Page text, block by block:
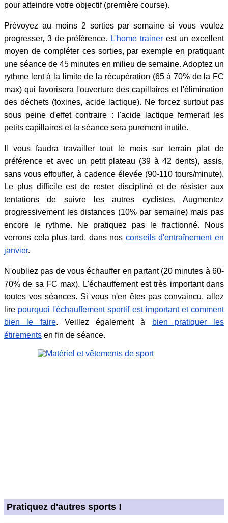
pour atteindre votre objectif (première course).
Prévoyez au moins 2 sorties par semaine si vous voulez
progresser, 3 de préférence. L'home trainerest un excellent
moyen de compléter ces sorties, par exemple en pratiquant
une séance de 45 minutes en milieu de semaine. Adoptez un
rythme lent à la limite de la récupération (65 à 70% de la FC
max) qui favorisera l'ouverture des capillaires et l'élimination
des déchets (toxines, acide lactique). Ne forcez surtout pas
sous peine d'effet contraire : l'acide lactique fermerait les
petits capillaires et la séance sera purement inutile.
Il vous faudra travailler tout le mois sur terrain plat de
préférence et avec un petit plateau (39 à 42 dents), assis,
sans vous effoufler, à cadence élevée (90-110 tours/minute).
Le plus difficile est de rester discipliné et de résister aux
tentations de suivre les autres cyclistes. Augmentez
progressivement les distances (10% par semaine) mais pas
encore le rythme. Ne pratiquez pas le fractionné. Nous
verrons cela plus tard, dans nos conseils d'entraînement en
janvier.
N'oubliez pas de vous échauffer en partant (20 minutes à 60-
70% de sa FC max). L'échauffement est très important dans
toutes vos séances. Si vous n'en êtes pas convaincu, allez
lire pourquoi l'échauffement sportif est important et comment
bien le faire. Veillez également à
bien pratiquer les
étirements en fin de séance.
Pratiquez d'autres sports !